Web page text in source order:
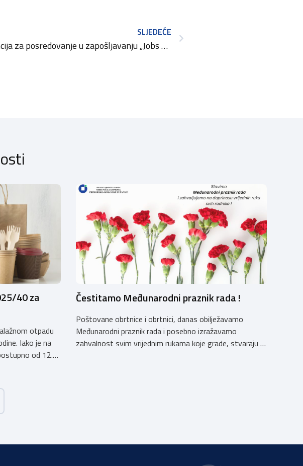
SLJEDEĆE
Agencija za posredovanje u zapošljavanju „Jobs Gračanica“
40 za
otpadu
Iako je na
od 12.
utjecaj na
u cijelosti: […]
Čestitamo Međunarodni praznik rada !
Poštovane obrtnice i obrtnici, danas obilježavamo
Međunarodni praznik rada i posebno izražavamo
zahvalnost svim vrijednim rukama koje grade, stvaraju i